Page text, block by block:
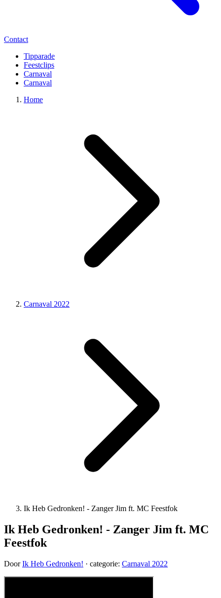
Contact
Tipparade
Feestclips
Carnaval
Carnaval
Home
Carnaval 2022
Ik Heb Gedronken! - Zanger Jim ft. MC Feestfok
Ik Heb Gedronken! - Zanger Jim ft. MC
Feestfok
DoorIk Heb Gedronken! · categorie: Carnaval 2022